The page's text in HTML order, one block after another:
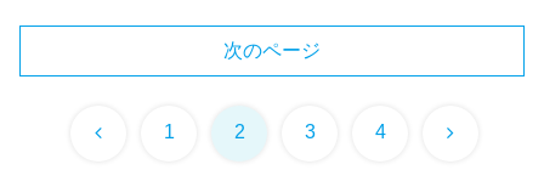
次のページ
前 1 2 3 4 次